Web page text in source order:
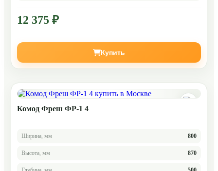
12 375 ₽
Купить
Комод Фреш ФР-1 4
Ширина, мм 800
Высота, мм 870